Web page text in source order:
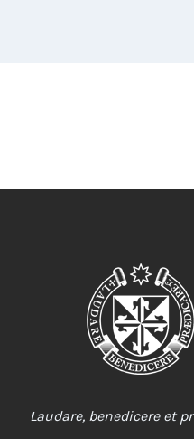
Laudare, benedicere et